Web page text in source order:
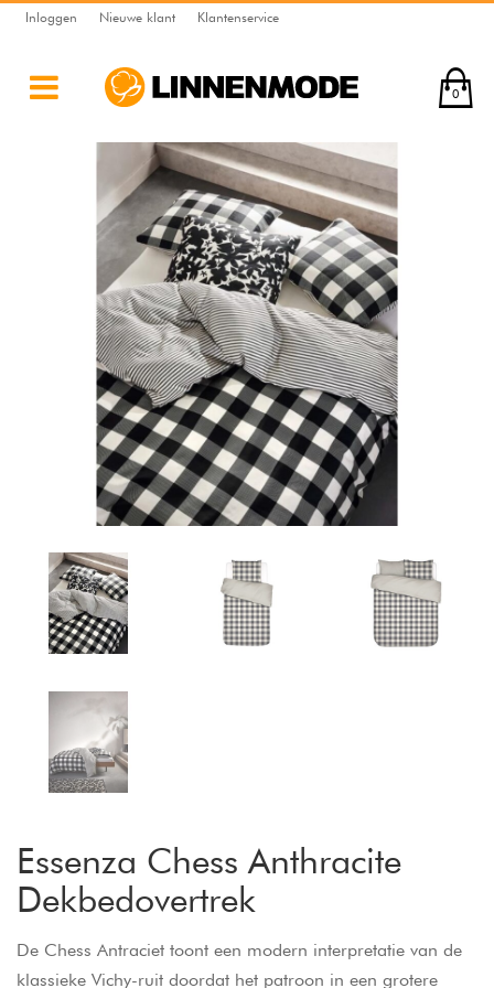
Inloggen Nieuwe klant Klantenservice
0
Essenza Chess Anthracite
Dekbedovertrek
De Chess Antraciet toont een modern interpretatie van de
klassieke Vichy-ruit doordat het patroon in een grotere